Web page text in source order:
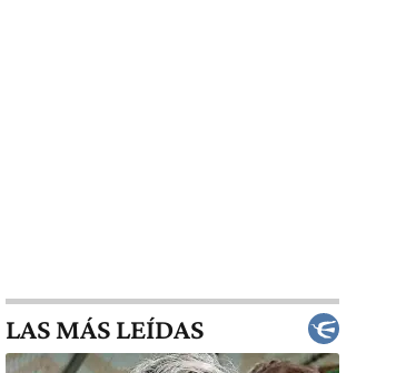
LAS MÁS LEÍDAS